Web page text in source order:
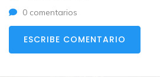
0 comentarios
ESCRIBE COMENTARIO